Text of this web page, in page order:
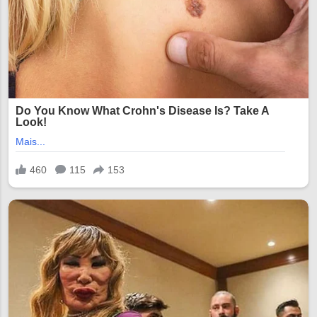
16:26 16:40 16:54 17:08 17:22 17:36
17:50 18:04 18:18 18:32 18:46 19:00